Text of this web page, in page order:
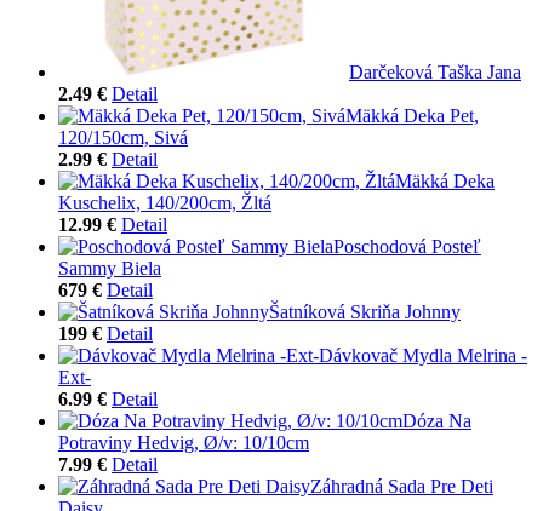
Darčeková Taška Jana
2.49 € Detail
Mäkká Deka Pet,
120/150cm, Sivá
2.99 € Detail
Mäkká Deka
Kuschelix, 140/200cm, Žltá
12.99 € Detail
Poschodová Posteľ
Sammy Biela
679 € Detail
Šatníková Skriňa Johnny
199 € Detail
Dávkovač Mydla Melrina -
Ext-
6.99 € Detail
Dóza Na
Potraviny Hedvig, Ø/v: 10/10cm
7.99 € Detail
Záhradná Sada Pre Deti